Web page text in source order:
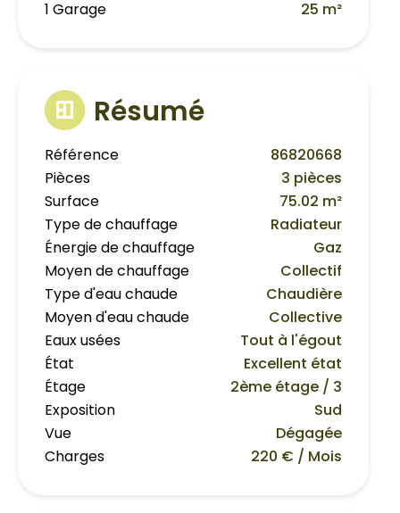
1 Garage 25 m²
Résumé
Référence
86820668
Pièces
3 pièces
Surface
75.02 m²
Type de chauffage
Radiateur
Énergie de chauffage
Gaz
Moyen de chauffage
Collectif
Type d'eau chaude
Chaudière
Moyen d'eau chaude
Collective
Eaux usées
Tout à l'égout
État
Excellent état
Étage
2ème étage / 3
Exposition
Sud
Vue
Dégagée
Charges
220 € / Mois